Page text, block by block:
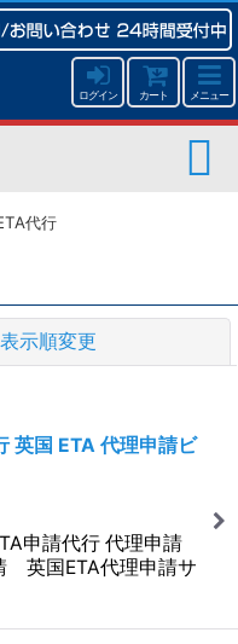
ログイン カート メニュー
代行
表示順変更
英国 ETA 代理申請ビ
申請代行 代理申請
英国ETA代理申請サ